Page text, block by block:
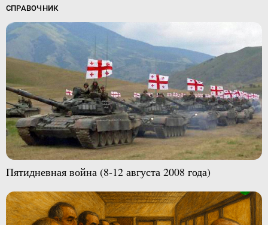
СПРАВОЧНИК
Пятидневная война (8-12 августа 2008 года)